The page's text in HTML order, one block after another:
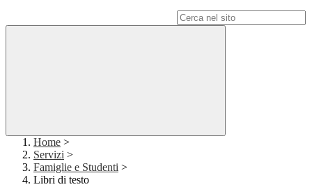
Home >
Servizi >
Famiglie e Studenti >
Libri di testo